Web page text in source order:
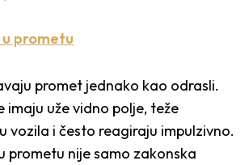
prometu
promet jednako kao odrasli.
imaju uže vidno polje, teže
vozila i često reagiraju impulzivno.
prometu nije samo zakonska